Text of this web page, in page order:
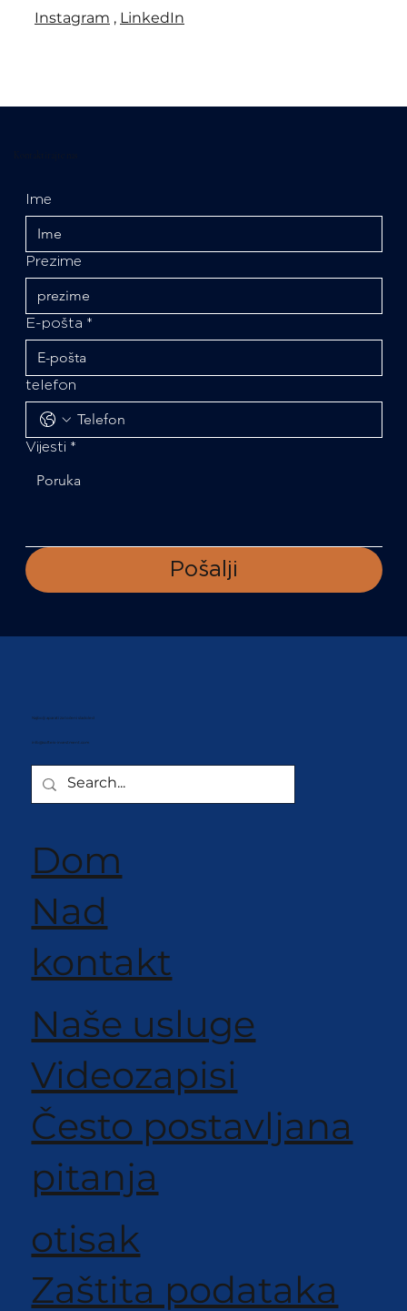
Ime
Prezime
E-pošta *
telefon
Vijesti *
Pošalji
Instagram , LinkedIn
Najbolji aparati za točeni sladoled
info@softeis-investment.com
Dom
Nad
kontakt
Naše usluge
Videozapisi
Često postavljana
pitanja
otisak
Zaštita podataka